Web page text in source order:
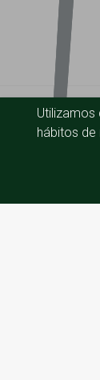
hábitos de